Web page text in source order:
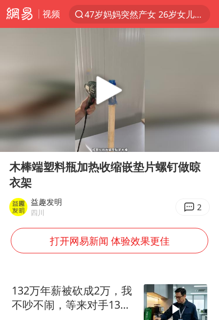
视频
47岁妈妈突然产女 26岁女儿：很震惊
台风白海豚最新路径研判来了
日韩股市高开跳水 SK海力士下挫转跌
AI能不能接广告
OpenAI为免费用户升级GPT-5.6 Luna
我国编制完成新版全月地质图
平津战役纪念馆里“话”传承
深圳地面沉降致车辆损坏系谣言
Play
00:00
木棒端塑料瓶加热收缩嵌垫片螺钉做晾
衣架
益趣发明
四川 2
打开网易新闻 体验效果更佳
132万年薪被砍成2万，我
不吵不闹，等来对手13倍